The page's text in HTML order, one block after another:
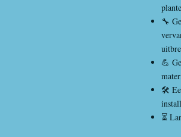
🔧
💪
🛠️
⏳